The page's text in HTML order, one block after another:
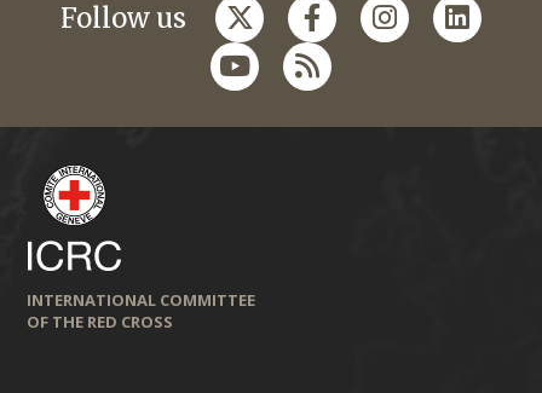
Follow us
INTERNATIONAL COMMITTEE
OF THE RED CROSS